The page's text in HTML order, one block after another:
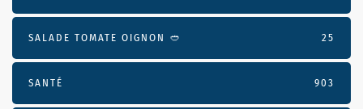
SALADE TOMATE OIGNON 🥙 25
SANTÉ 903